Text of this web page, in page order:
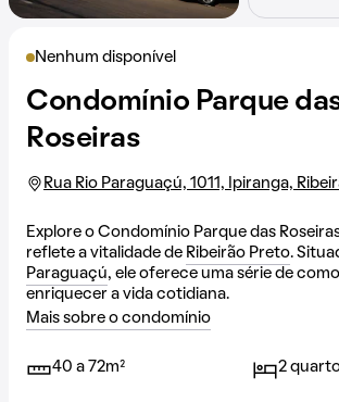
Nenhum disponível
Condomínio Parque
Roseiras
Rua Rio Paraguaçú, 1011, Ipiranga,
Explore o Condomínio Parque das
reflete a vitalidade de Ribeirão Preto.
Paraguaçú, ele oferece uma série de
enriquecer a vida cotidiana.
Mais sobre o condomínio
40 a 72m² 2